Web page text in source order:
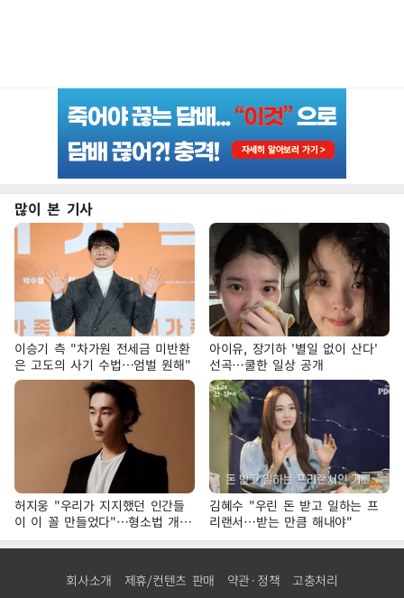
많이 본 기사
이승기 측 "차가원 전세금 미반환
은 고도의 사기 수법…엄벌 원해"
아이유, 장기하 '별일 없이 산다'
선곡…쿨한 일상 공개
허지웅 "우리가 지지했던 인간들
이 이 꼴 만들었다"…형소법 개정
에 격한 반응
김혜수 "우린 돈 받고 일하는 프
리랜서…받는 만큼 해내야"
회사소개 제휴/컨텐츠 판매 약관·정책 고충처리